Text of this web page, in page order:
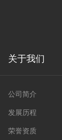
关于我们
公司简介
发展历程
荣誉资质